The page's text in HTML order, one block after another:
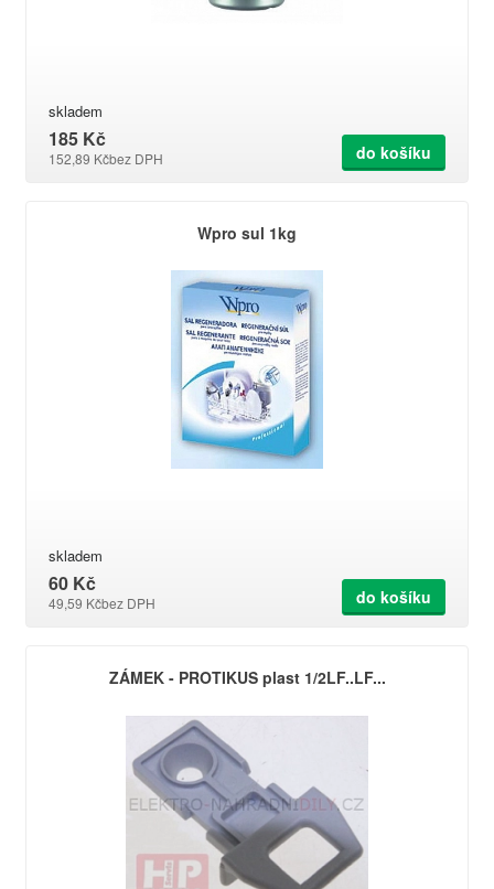
skladem
185 Kč
152,89 Kčbez DPH do košíku
Wpro sul 1kg
skladem
60 Kč
49,59 Kčbez DPH do košíku
ZÁMEK - PROTIKUS plast 1/2LF..LF...